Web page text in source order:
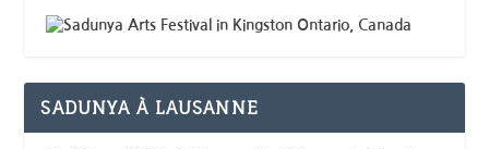
SADUNYA À LAUSANNE